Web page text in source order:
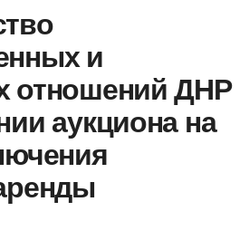
и
отношений ДНР
аукциона на